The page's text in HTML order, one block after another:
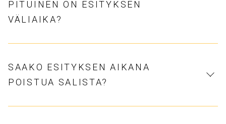
PITUINEN ON ESITYKSEN
VÄLIAIKA?
SAAKO ESITYKSEN AIKANA
POISTUA SALISTA?